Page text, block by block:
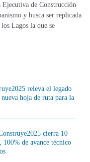
de Construcción
y busca ser replicada
Lagos la que se
releva el legado
hoja de ruta para la
cierra 10
100% de avance técnico